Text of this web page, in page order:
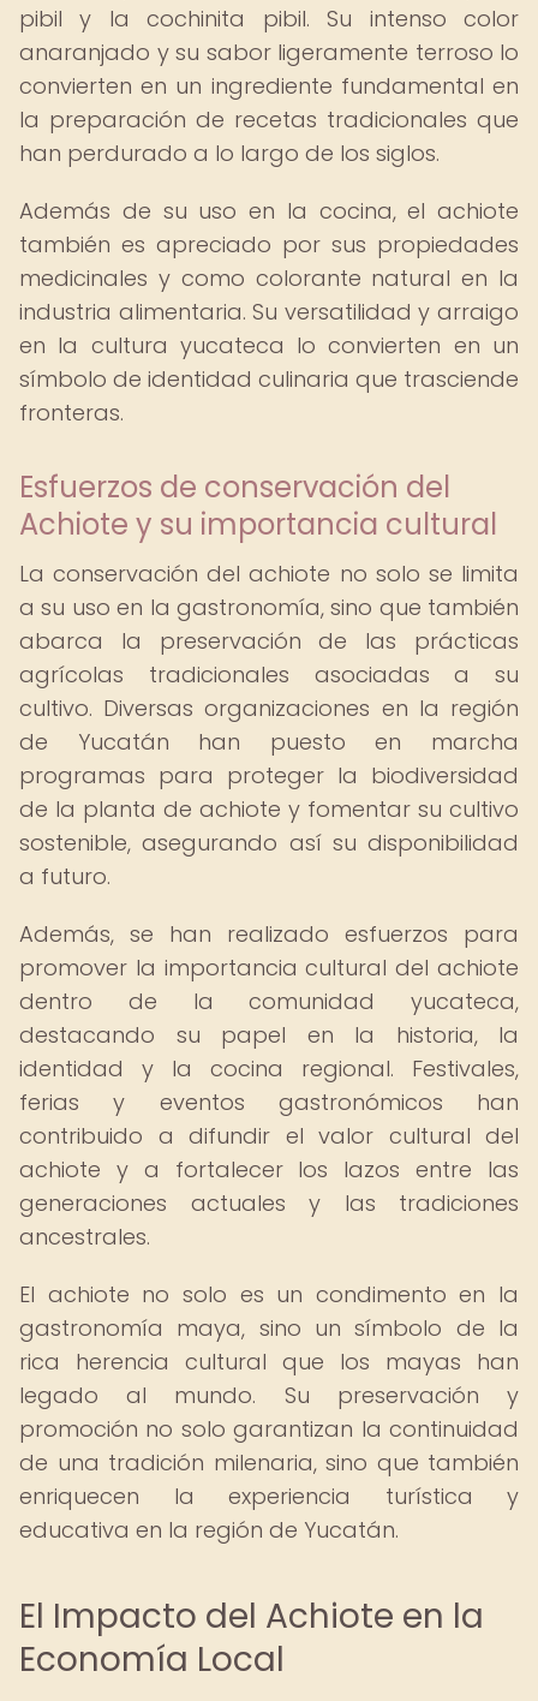
pibil y la cochinita pibil. Su intenso color
anaranjado y su sabor ligeramente terroso lo
convierten en un ingrediente fundamental en
la preparación de recetas tradicionales que
han perdurado a lo largo de los siglos.
Además de su uso en la cocina, el achiote
también es apreciado por sus propiedades
medicinales y como colorante natural en la
industria alimentaria. Su versatilidad y arraigo
en la cultura yucateca lo convierten en un
símbolo de identidad culinaria que trasciende
fronteras.
Esfuerzos de conservación del
Achiote y su importancia cultural
La conservación del achiote no solo se limita
a su uso en la gastronomía, sino que también
abarca la preservación de las prácticas
agrícolas tradicionales asociadas a su
cultivo. Diversas organizaciones en la región
de Yucatán han puesto en marcha
programas para proteger la biodiversidad
de la planta de achiote y fomentar su cultivo
sostenible, asegurando así su disponibilidad
a futuro.
Además, se han realizado esfuerzos para
promover la importancia cultural del achiote
dentro de la comunidad yucateca,
destacando su papel en la historia, la
identidad y la cocina regional. Festivales,
ferias y eventos gastronómicos han
contribuido a difundir el valor cultural del
achiote y a fortalecer los lazos entre las
generaciones actuales y las tradiciones
ancestrales.
El achiote no solo es un condimento en la
gastronomía maya, sino un símbolo de la
rica herencia cultural que los mayas han
legado al mundo. Su preservación y
promoción no solo garantizan la continuidad
de una tradición milenaria, sino que también
enriquecen la experiencia turística y
educativa en la región de Yucatán.
El Impacto del Achiote en la
Economía Local